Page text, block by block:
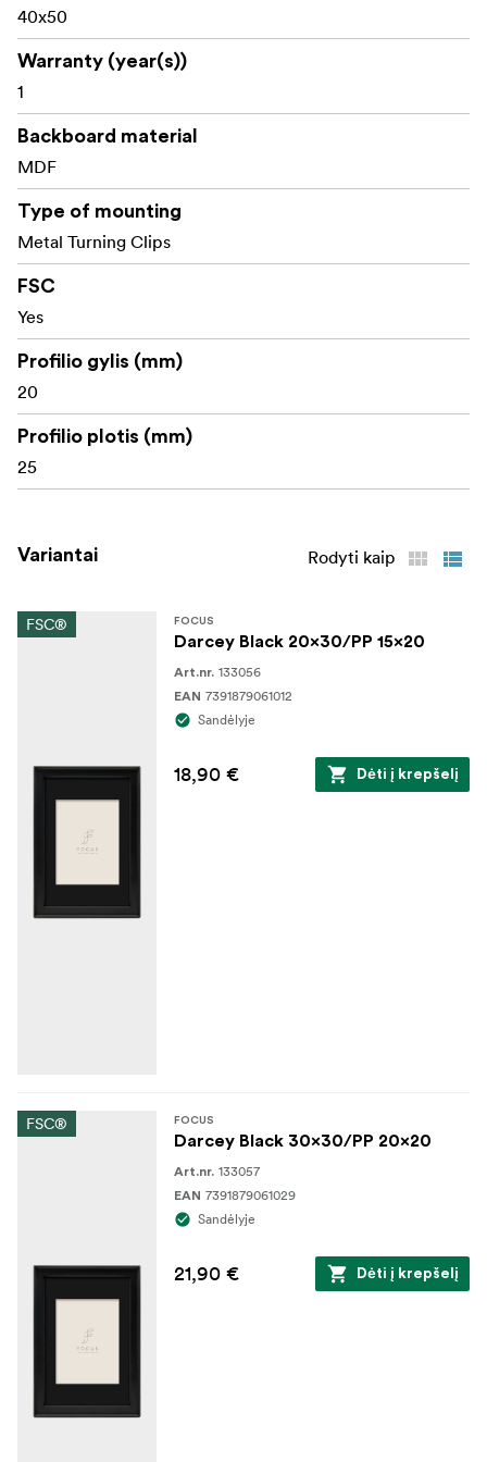
40x50
Warranty (year(s))
1
Backboard material
MDF
Type of mounting
Metal Turning Clips
FSC
Yes
Profilio gylis (mm)
20
Profilio plotis (mm)
25
Variantai Rodyti kaip
FSC® FOCUS
Darcey Black 20x30/PP 15x20
Art.nr. 133056
EAN 7391879061012
Sandėlyje
18,90 € Dėti į krepšelį
FSC® FOCUS
Darcey Black 30x30/PP 20x20
Art.nr. 133057
EAN 7391879061029
Sandėlyje
21,90 € Dėti į krepšelį